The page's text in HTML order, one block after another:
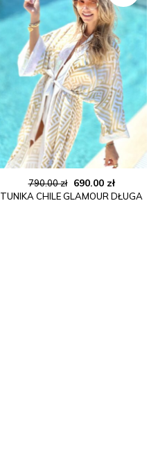
790.00zł
Pierwotna
cena
690.00 zł
cena
TUNIKA CHILE GLAMOUR DŁUGA